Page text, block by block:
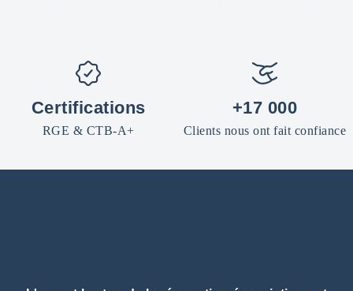
Certifications
RGE & CTB-A+
+17 000
Clients nous ont fait confiance